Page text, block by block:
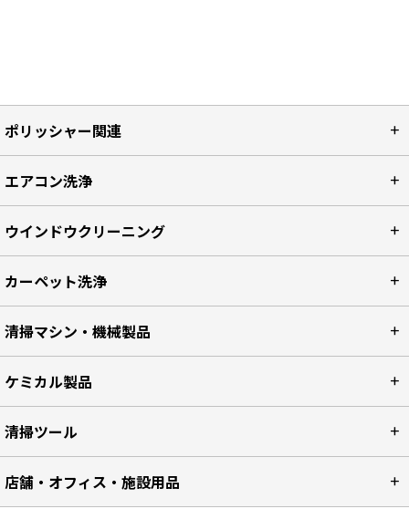
ポリッシャー関連
エアコン洗浄
ウインドウクリーニング
カーペット洗浄
清掃マシン・機械製品
ケミカル製品
清掃ツール
店舗・オフィス・施設用品